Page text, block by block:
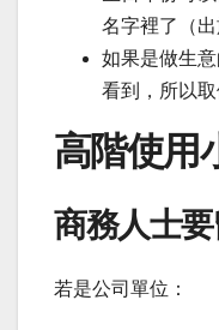
名字裡了（出
如果是做生
看到，所以
高階使用
商務人士
若是公司單位：